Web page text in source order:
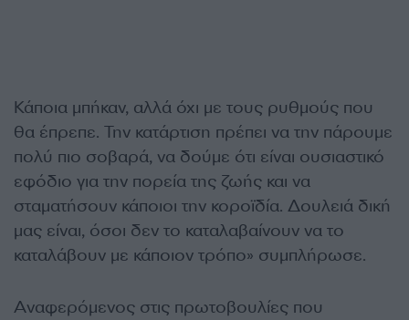
Κάποια μπήκαν, αλλά όχι με τους ρυθμούς που
θα έπρεπε. Την κατάρτιση πρέπει να την πάρουμε
πολύ πιο σοβαρά, να δούμε ότι είναι ουσιαστικό
εφόδιο για την πορεία της ζωής και να
σταματήσουν κάποιοι την κοροϊδία. Δουλειά δική
μας είναι, όσοι δεν το καταλαβαίνουν να το
καταλάβουν με κάποιον τρόπο» συμπλήρωσε.
Αναφερόμενος στις πρωτοβουλίες που